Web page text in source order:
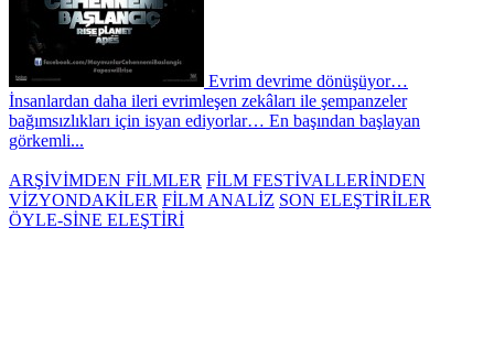
Evrim devrime dönüşüyor…
İnsanlardan daha ileri evrimleşen zekâları ile şempanzeler
bağımsızlıkları için isyan ediyorlar… En başından başlayan
görkemli...
ARŞİVİMDEN FİLMLER FİLM FESTİVALLERİNDEN
VİZYONDAKİLER FİLM ANALİZ SON ELEŞTİRİLER
ÖYLE-SİNE ELEŞTİRİ